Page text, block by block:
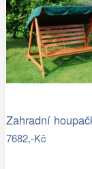
7682,-Kč